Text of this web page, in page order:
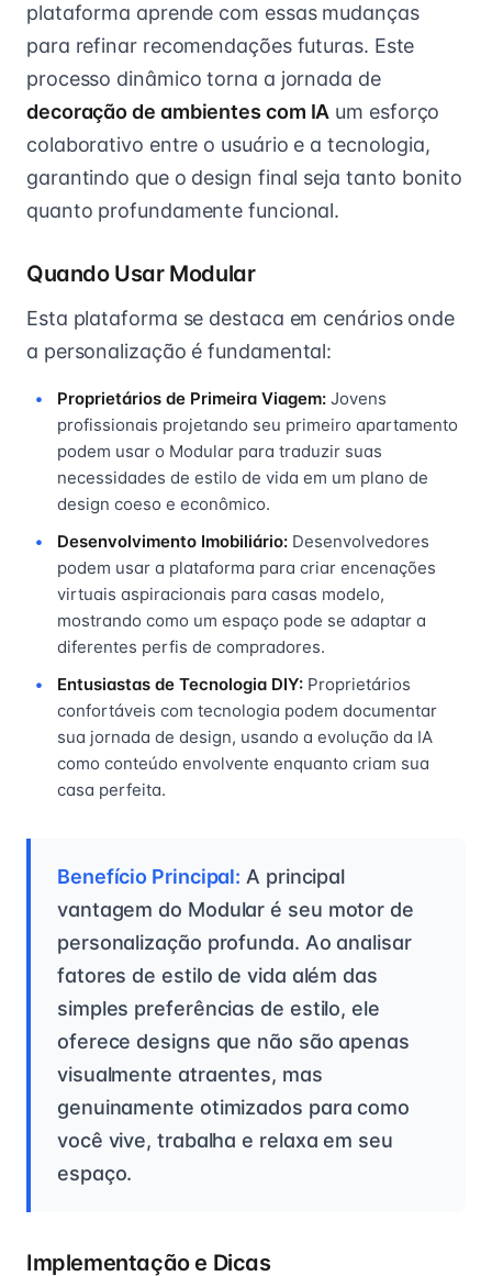
plataforma aprende com essas mudanças
para refinar recomendações futuras. Este
processo dinâmico torna a jornada de
decoração de ambientes com IA um esforço
colaborativo entre o usuário e a tecnologia,
garantindo que o design final seja tanto bonito
quanto profundamente funcional.
Quando Usar Modular
Esta plataforma se destaca em cenários onde
a personalização é fundamental:
Proprietários de Primeira Viagem: Jovens
profissionais projetando seu primeiro apartamento
podem usar o Modular para traduzir suas
necessidades de estilo de vida em um plano de
design coeso e econômico.
Desenvolvimento Imobiliário: Desenvolvedores
podem usar a plataforma para criar encenações
virtuais aspiracionais para casas modelo,
mostrando como um espaço pode se adaptar a
diferentes perfis de compradores.
Entusiastas de Tecnologia DIY: Proprietários
confortáveis com tecnologia podem documentar
sua jornada de design, usando a evolução da IA
como conteúdo envolvente enquanto criam sua
casa perfeita.
Benefício Principal: A principal
vantagem do Modular é seu motor de
personalização profunda. Ao analisar
fatores de estilo de vida além das
simples preferências de estilo, ele
oferece designs que não são apenas
visualmente atraentes, mas
genuinamente otimizados para como
você vive, trabalha e relaxa em seu
espaço.
Implementação e Dicas